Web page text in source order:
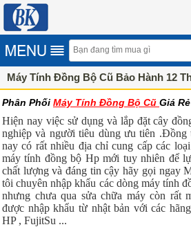
Máy Tính Đồng Bộ Cũ Bảo Hành 12
Phân Phối Máy Tính Đồng Bộ Cũ Giá Rẻ
Hiện nay việc sử dụng và lắp đặt cây
nghiệp và người tiêu dùng ưu tiên .Đồng
nay có rất nhiều địa chỉ cung cấp các
máy tính đồng bộ Hp mới tuy nhiên để
chất lượng và đáng tin cậy hãy gọi ngay
tôi chuyên nhập khẩu các dòng máy tính
nhưng chưa qua sửa chữa máy còn rất
được nhập khẩu từ nhật bản với các
HP , FujitSu ...